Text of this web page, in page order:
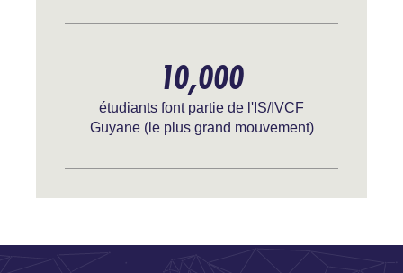
10,000
étudiants font partie de l'IS/IVCF
Guyane (le plus grand mouvement)